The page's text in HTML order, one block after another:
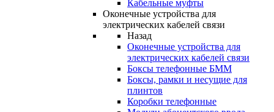
Кабельные муфты
Оконечные устройства для
электрических кабелей связи
Назад
Оконечные устройства для
электрических кабелей связи
Боксы телефонные БММ
Боксы, рамки и несущие для
плинтов
Коробки телефонные